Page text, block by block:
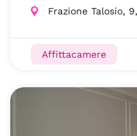
Frazione Talosio,
Affittacamere